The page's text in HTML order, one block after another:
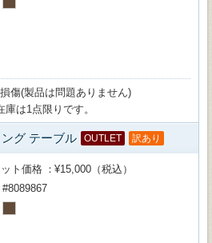
傷(製品は問題ありません)
庫は1点限りです。
グ テーブル OUTLET 訳あり
ト価格
¥15,000（税込）
#8089867